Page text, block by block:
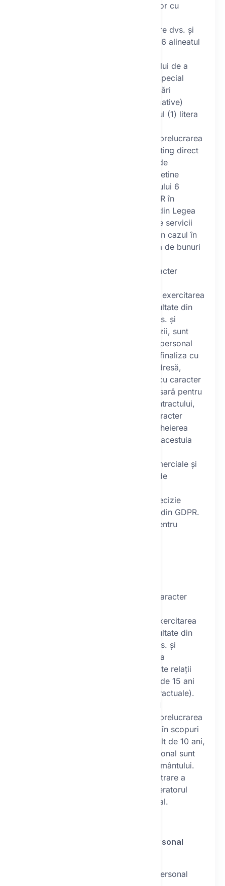
Temelia legală a prelucrării datelor cu
îndeplinirea contractului dintre dvs. și
operator conform articolului 6 alineatul
interesul legitim al operatorului de a
furniza marketing direct (în special
pentru trimiterea de comunicări
comerciale și buletine informative)
conform articolului 6 alineatul (1) litera
consimțământul dvs. pentru prelucrarea
în scopul furnizării de marketing direct
(în special pentru trimiterea de
comunicări comerciale și buletine
informative) conform articolului 6
alineatul (1) litera a) din GDPR în
legătură cu § 7 alineatul (2) din Legea
nr. 480/2004 privind anumite servicii
ale societății informaționale în cazul în
care nu ați plasat o comandă de bunuri
Scopul prelucrării datelor cu caracter
îndeplinirea comenzii dvs. și exercitarea
drepturilor și obligațiilor rezultate din
relația contractuală dintre dvs. și
operator; la plasarea comenzii, sunt
necesare datele cu caracter personal
care sunt necesare pentru a finaliza cu
succes comanda (nume și adresă,
contact), furnizarea datelor cu caracter
personal este o cerință necesară pentru
încheierea și îndeplinirea contractului,
fără furnizarea datelor cu caracter
personal nu este posibilă încheierea
contractului sau îndeplinirea acestuia
trimiterea de comunicări comerciale și
desfășurarea altor activități de
Operatorul efectuează luări de decizie
automate în sensul articolului 22 din GDPR.
Ați dat consimțământul expres pentru
Operatorul păstrează datele cu caracter
pe durata necesară pentru exercitarea
drepturilor și obligațiilor rezultate din
relația contractuală dintre dvs. și
operator și pentru exercitarea
drepturilor rezultate din aceste relații
contractuale (pe o perioadă de 15 ani
de la încheierea relației contractuale).
pe durata în care este valabil
consimțământul dvs. pentru prelucrarea
datelor cu caracter personal în scopuri
de marketing, dar nu mai mult de 10 ani,
dacă datele cu caracter personal sunt
prelucrate pe baza consimțământului.
După expirarea perioadei de păstrare a
datelor cu caracter personal, operatorul
șterge datele cu caracter personal.
Destinatarii datelor cu caracter personal
Destinatarii datelor cu caracter personal